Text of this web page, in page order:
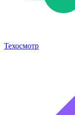
Техосмотр